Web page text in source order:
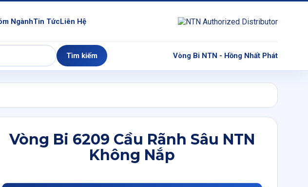
NgànhTin TứcLiên Hệ
Tìm kiếm Vòng Bi NTN - Hồng Nhất Phát
Vòng Bi 6209 Cầu Rãnh Sâu NTN
Không Nắp